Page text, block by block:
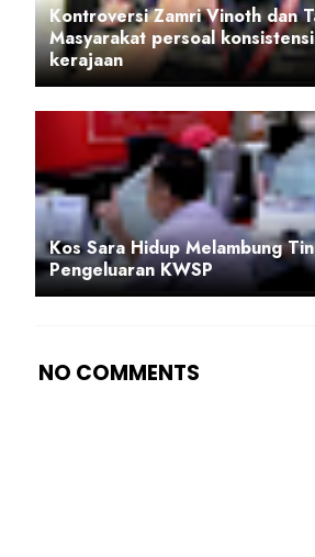
Kontroversi Zamri Vinoth dan
Masyarakat persoal
kerajaan
Kos Sara Hidup Melambung
Pengeluaran KWSP
NO COMMENTS